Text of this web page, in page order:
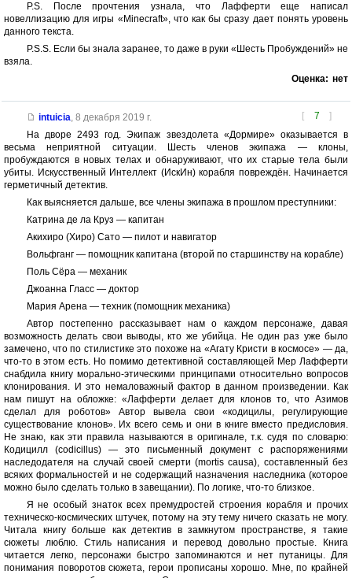
P.S. После прочтения узнала, что Лафферти еще написал
новеллизацию для игры «Minecraft», что как бы сразу дает понять уровень
данного текста.
P.S.S. Если бы знала заранее, то даже в руки «Шесть Пробуждений» не
взяла.
Оценка: нет
[ 7 ]
intuicia, 8 декабря 2019 г.
На дворе 2493 год. Экипаж звездолета «Дормире» оказывается в
весьма неприятной ситуации. Шесть членов экипажа — клоны,
пробуждаются в новых телах и обнаруживают, что их старые тела были
убиты. Искусственный Интеллект (ИскИн) корабля повреждён. Начинается
герметичный детектив.
Как выясняется дальше, все члены экипажа в прошлом преступники:
Катрина де ла Круз — капитан
Акихиро (Хиро) Сато — пилот и навигатор
Вольфганг — помощник капитана (второй по старшинству на корабле)
Поль Сёра — механик
Джоанна Гласс — доктор
Мария Арена — техник (помощник механика)
Автор постепенно рассказывает нам о каждом персонаже, давая
возможность делать свои выводы, кто же убийца. Не один раз уже было
замечено, что по стилистике это похоже на «Агату Кристи в космосе» — да,
что-то в этом есть. Но помимо детективной составляющей Мер Лафферти
снабдила книгу морально-этическими принципами относительно вопросов
клонирования. И это немаловажный фактор в данном произведении. Как
нам пишут на обложке: «Лафферти делает для клонов то, что Азимов
сделал для роботов» Автор вывела свои «кодицилы, регулирующие
существование клонов». Их всего семь и они в книге вместо предисловия.
Не знаю, как эти правила называются в оригинале, т.к. судя по словарю:
Кодицилл (codicillus) — это письменный документ с распоряжениями
наследодателя на случай своей смерти (mortis causa), составленный без
всяких формальностей и не содержащий назначения наследника (которое
можно было сделать только в завещании). По логике, что-то близкое.
Я не особый знаток всех премудростей строения корабля и прочих
техническо-космических штучек, потому на эту тему ничего сказать не могу.
Читала книгу больше как детектив в замкнутом пространстве, я такие
сюжеты люблю. Стиль написания и перевод довольно простые. Книга
читается легко, персонажи быстро запоминаются и нет путаницы. Для
понимания поворотов сюжета, герои прописаны хорошо. Мне, по крайней